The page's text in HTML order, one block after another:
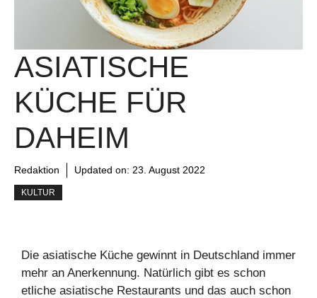
ASIATISCHE
KÜCHE FÜR
DAHEIM
Redaktion Updated on: 23. August 2022
KULTUR
Die asiatische Küche gewinnt in Deutschland immer
mehr an Anerkennung. Natürlich gibt es schon
etliche asiatische Restaurants und das auch schon